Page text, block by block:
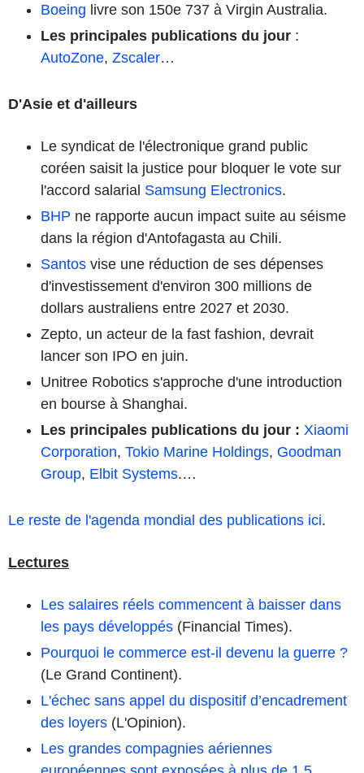
Boeing livre son 150e 737 à Virgin Australia.
Les principales publications du jour :
AutoZone, Zscaler…
D'Asie et d'ailleurs
Le syndicat de l'électronique grand public
coréen saisit la justice pour bloquer le vote sur
l'accord salarial Samsung Electronics.
BHP ne rapporte aucun impact suite au séisme
dans la région d'Antofagasta au Chili.
Santos vise une réduction de ses dépenses
d'investissement d'environ 300 millions de
dollars australiens entre 2027 et 2030.
Zepto, un acteur de la fast fashion, devrait
lancer son IPO en juin.
Unitree Robotics s'approche d'une introduction
en bourse à Shanghai.
Les principales publications du jour : Xiaomi
Corporation, Tokio Marine Holdings, Goodman
Group, Elbit Systems.…
Le reste de l'agenda mondial des publications ici.
Lectures
Les salaires réels commencent à baisser dans
les pays développés (Financial Times).
Pourquoi le commerce est-il devenu la guerre ?
(Le Grand Continent).
L'échec sans appel du dispositif d’encadrement
des loyers (L'Opinion).
Les grandes compagnies aériennes